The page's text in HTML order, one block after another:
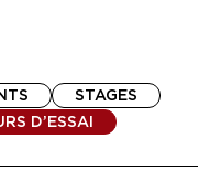
STAGES
D’ESSAI